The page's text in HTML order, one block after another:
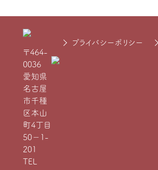
〒464-
0036
愛知県
名古屋
市千種
区本山
町4丁目
50−1-
201
TEL
プライバシーポリシー